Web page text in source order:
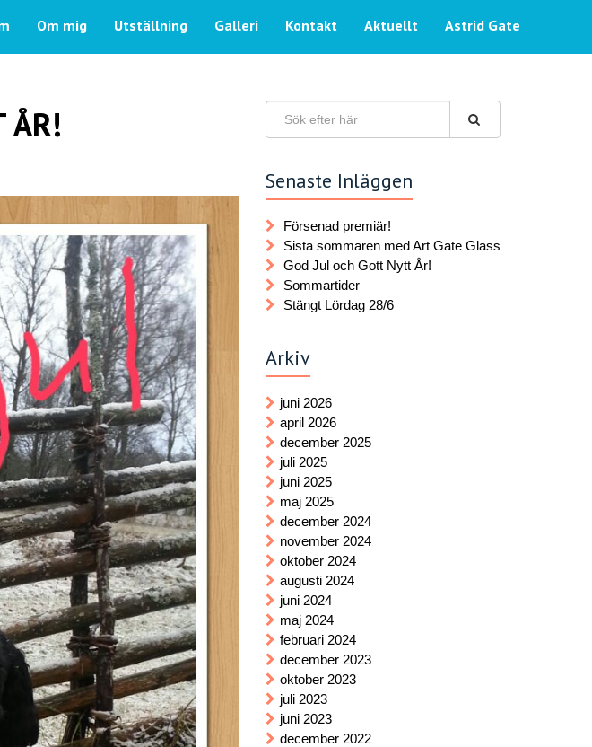
Om mig Utställning Galleri Kontakt Aktuellt Astrid Gate
ÅR!
Senaste Inläggen
Försenad premiär!
Sista sommaren med Art Gate Glass
God Jul och Gott Nytt År!
Sommartider
Stängt Lördag 28/6
Arkiv
juni 2026
april 2026
december 2025
juli 2025
juni 2025
maj 2025
december 2024
november 2024
oktober 2024
augusti 2024
juni 2024
maj 2024
februari 2024
december 2023
oktober 2023
juli 2023
juni 2023
december 2022